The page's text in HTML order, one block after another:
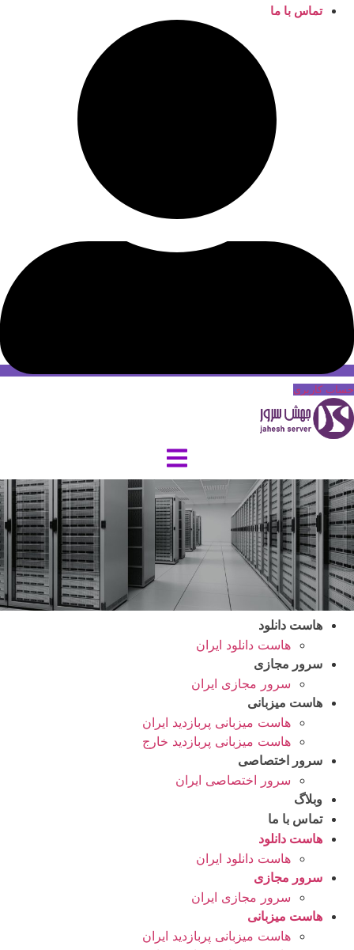
تماس با ما
حساب کاربری
هاست دانلود
هاست دانلود ایران
سرور مجازی
سرور مجازی ایران
هاست میزبانی
هاست میزبانی پربازدید ایران
هاست میزبانی پربازدید خارج
سرور اختصاصی
سرور اختصاصی ایران
وبلاگ
تماس با ما
هاست دانلود
هاست دانلود ایران
سرور مجازی
سرور مجازی ایران
هاست میزبانی
هاست میزبانی پربازدید ایران